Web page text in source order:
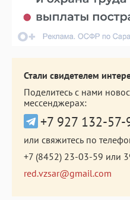
Стали свидетелем
Поделитесь с нами
мессенджерах:
+7 927 132-57-
или свяжитесь по
+7 (8452) 23-03-59 или
red.vzsar@gmail.com